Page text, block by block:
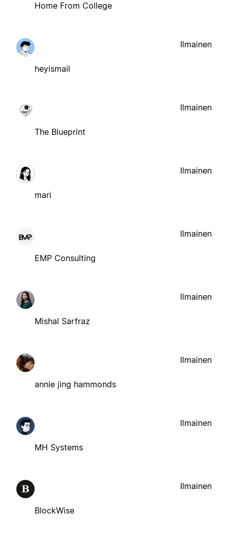
Home From College
heyismail
Ilmainen
The Blueprint
Ilmainen
mari
Ilmainen
EMP Consulting
Ilmainen
Mishal Sarfraz
Ilmainen
annie jing hammonds
Ilmainen
MH Systems
Ilmainen
BlockWise
Ilmainen